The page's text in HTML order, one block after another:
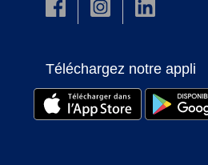
Téléchargez notre appli